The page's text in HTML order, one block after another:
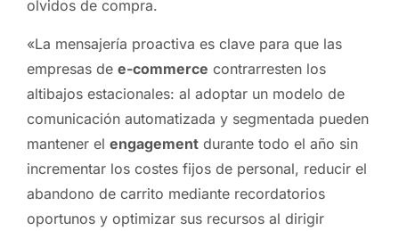
olvidos de compra.
«La mensajería proactiva es clave para que las
empresas de e-commerce contrarresten los
altibajos estacionales: al adoptar un modelo de
comunicación automatizada y segmentada pueden
mantener el engagement durante todo el año sin
incrementar los costes fijos de personal, reducir el
abandono de carrito mediante recordatorios
oportunos y optimizar sus recursos al dirigir